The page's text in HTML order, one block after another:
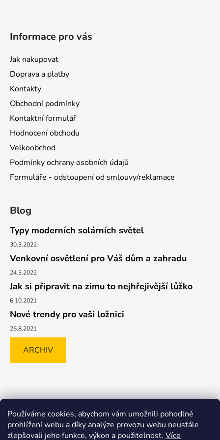
Používáme cookies, abychom vám umožnili pohodlné
prohlížení webu a díky analýze provozu webu neustále
zlepšovali jeho funkce, výkon a použitelnost. Více
Informace pro vás
Jak nakupovat
Doprava a platby
Kontakty
Obchodní podmínky
Kontaktní formulář
Hodnocení obchodu
Velkoobchod
Podmínky ochrany osobních údajů
Formuláře - odstoupení od smlouvy/reklamace
Blog
Typy moderních solárních světel
30.3.2022
Venkovní osvětlení pro Váš dům a zahradu
24.3.2022
Jak si připravit na zimu to nejhřejivější lůžko
6.10.2021
Nové trendy pro vaši ložnici
25.8.2021
ARCHIV
MALL.CZ